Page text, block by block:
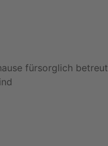
fürsorglich